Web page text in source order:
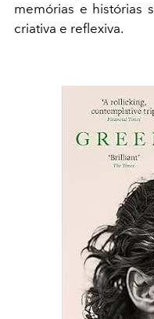
memórias e histórias
criativa e reflexiva.